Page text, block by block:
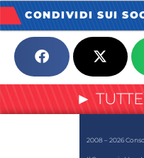
CONDIVIDI SUI
►
2008 – 2026